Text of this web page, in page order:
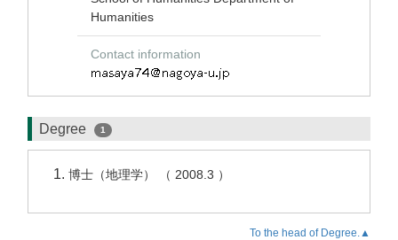
Humanities
Contact information
Degree 1
博士（地理学） （ 2008.3 ）
To the head of Degree.▲